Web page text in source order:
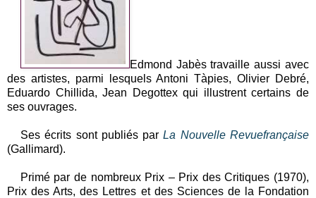
Edmond Jabès travaille aussi avec
des artistes, parmi lesquels Antoni Tàpies, Olivier Debré,
Eduardo Chillida, Jean Degottex qui illustrent certains de
ses ouvrages.
Ses écrits sont publiés parLa Nouvelle Revuefrançaise
(Gallimard).
Primé par de nombreux Prix – Prix des Critiques (1970),
Prix des Arts, des Lettres et des Sciences de la Fondation